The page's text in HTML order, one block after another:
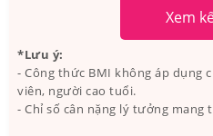
Xem
*Lưu ý:
- Công thức BMI không áp dụng
viên, người cao tuổi.
- Chỉ số cân nặng lý tưởng mang